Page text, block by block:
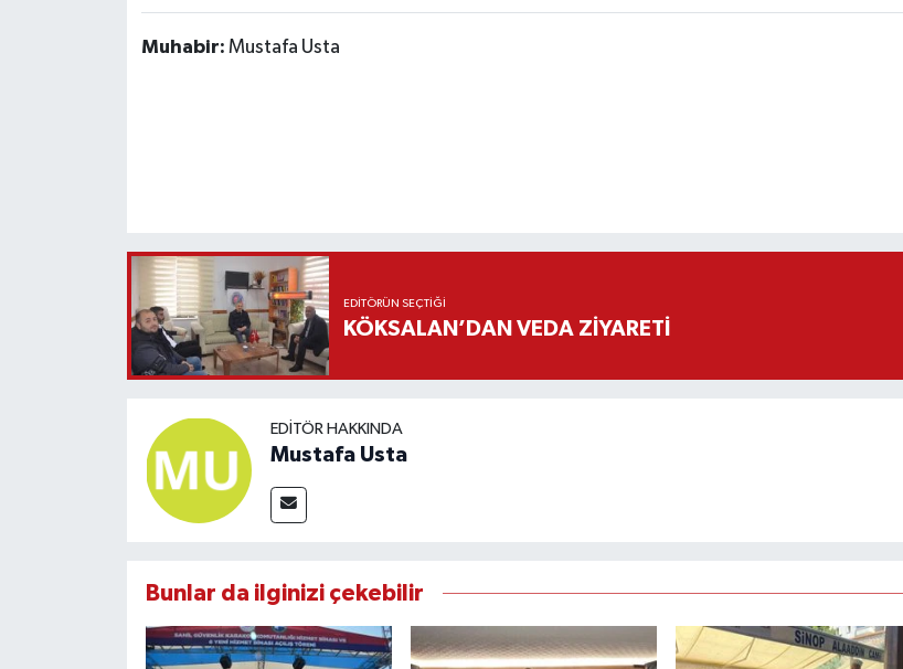
Muhabir: Mustafa Usta
EDITÖRÜN SEÇTIĞI
KÖKSALAN’DAN VEDA ZİYARETİ
EDITÖR HAKKINDA
Mustafa Usta
Bunlar da ilginizi çekebilir